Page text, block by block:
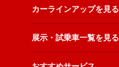
カーラインアップを見る
展示・試乗車一覧を見る